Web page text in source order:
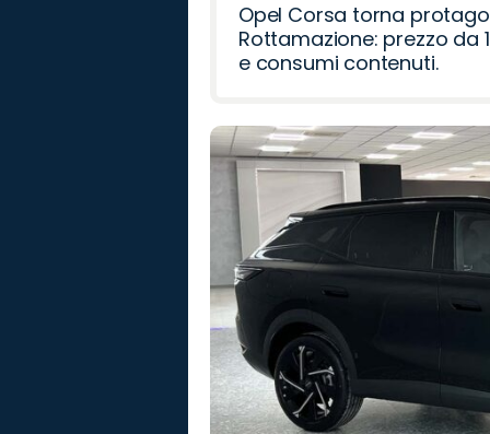
Opel Corsa torna
Rottamazione: prezzo da
e consumi contenuti.